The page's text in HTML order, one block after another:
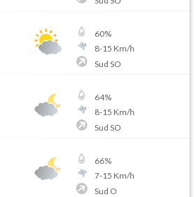
60%
8-15 Km/h
Sud SO
64%
8-15 Km/h
Sud SO
66%
7-15 Km/h
Sud O